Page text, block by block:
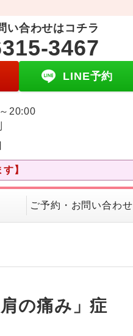
い合わせはコチラ
3467
LINE予約
20:00
】
ご予約・お問い合わせ
の痛み」症